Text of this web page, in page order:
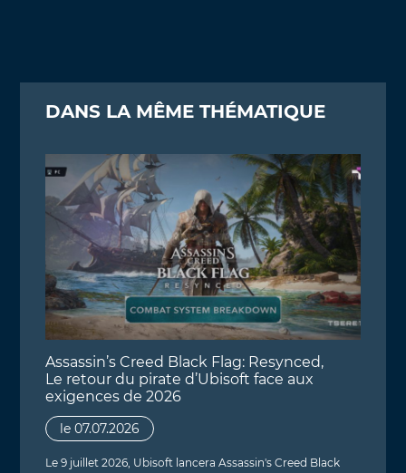
DANS LA MÊME THÉMATIQUE
Assassin’s Creed Black Flag: Resynced,
Le retour du pirate d’Ubisoft face aux
exigences de 2026
le 07.07.2026
Le 9 juillet 2026, Ubisoft lancera Assassin's Creed Black